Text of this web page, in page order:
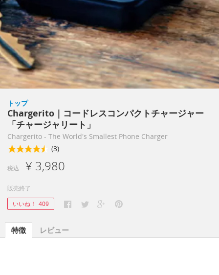
トップ
Chargerito｜コードレスコンパクトチャージャー
「チャージャリート」
Chargerito - The World's Smallest Phone Charger
(3)
税込 ¥ 3,980
販売終了
いいね！ 409
特徴 レビュー